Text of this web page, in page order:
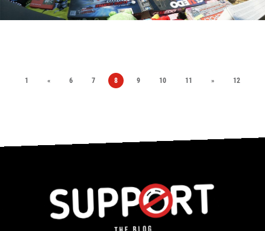
1 « 6 7 8 9 10 11 » 12